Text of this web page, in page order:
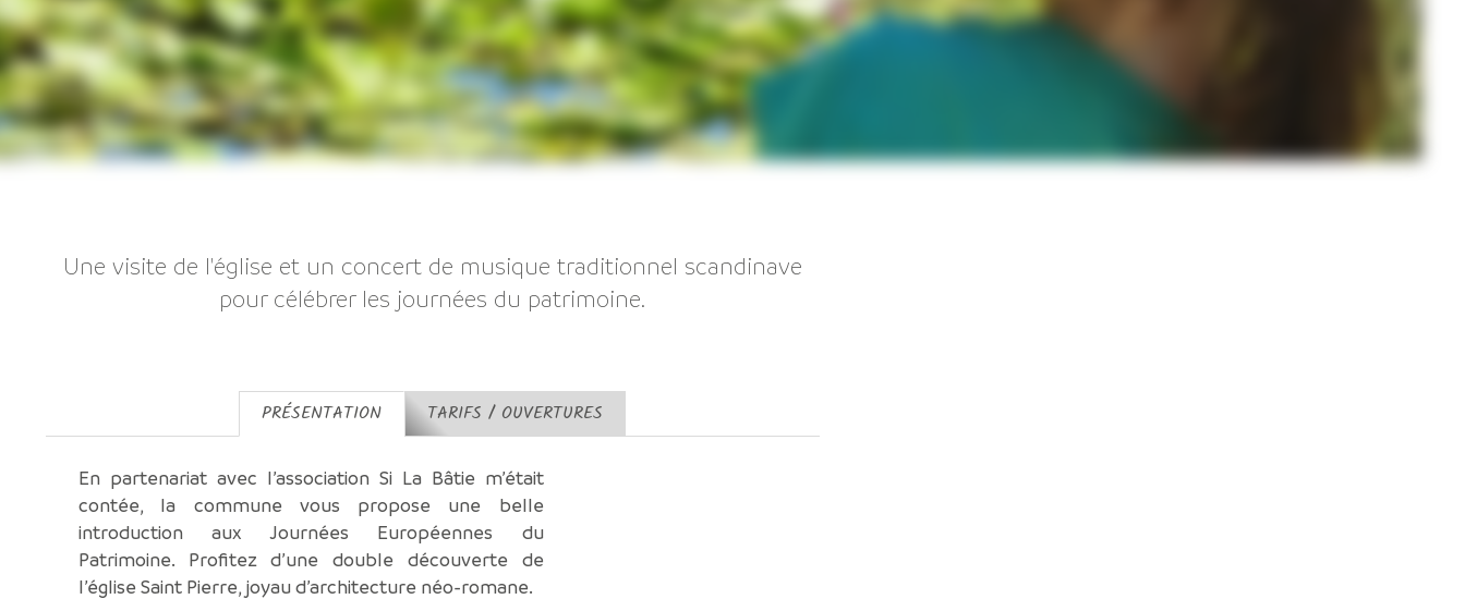
Une visite de l'église et un concert de musique traditionnel scandinave
pour célébrer les journées du patrimoine.
PRÉSENTATION TARIFS / OUVERTURES
En partenariat avec l’association Si La Bâtie m’était
contée, la commune vous propose une belle
introduction aux Journées Européennes du
Patrimoine. Profitez d’une double découverte de
l’église Saint Pierre, joyau d’architecture néo-romane.